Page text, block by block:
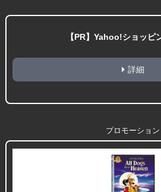
【PR】Yahoo!ショッピ
詳細
プロモーション